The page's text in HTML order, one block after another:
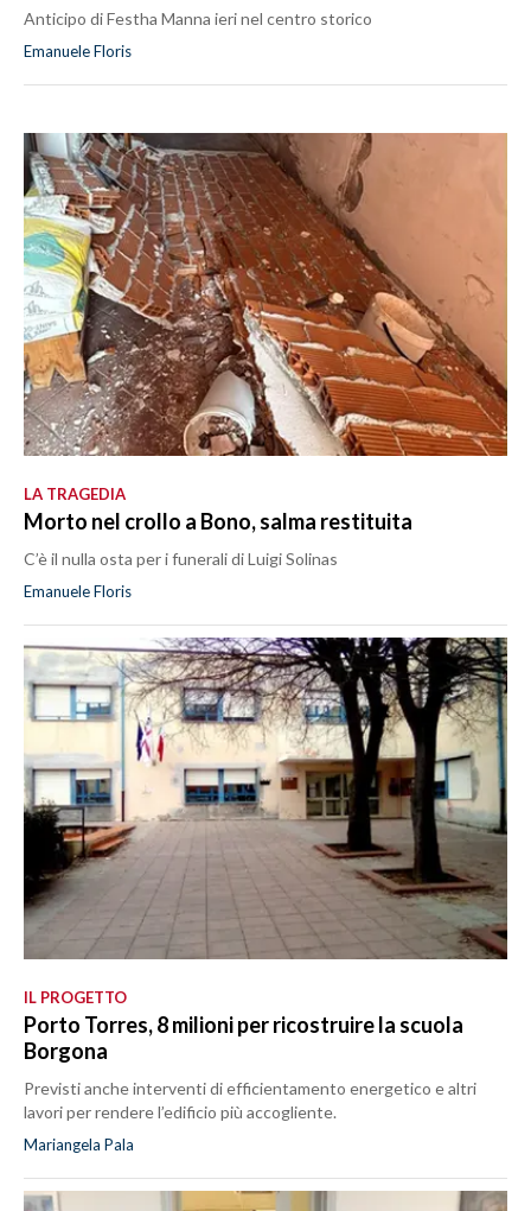
Anticipo di Festha Manna ieri nel centro storico
Emanuele Floris
LA TRAGEDIA
Morto nel crollo a Bono, salma restituita
C’è il nulla osta per i funerali di Luigi Solinas
Emanuele Floris
IL PROGETTO
Porto Torres, 8 milioni per ricostruire la scuola
Borgona
Previsti anche interventi di efficientamento energetico e altri
lavori per rendere l’edificio più accogliente.
Mariangela Pala